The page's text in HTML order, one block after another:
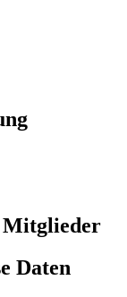
Mitglieder
Daten